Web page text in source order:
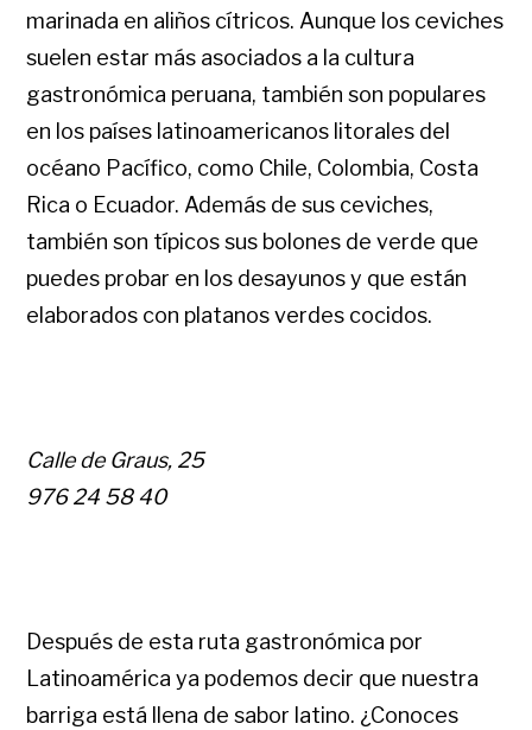
marinada en aliños cítricos. Aunque los ceviches
suelen estar más asociados a la cultura
gastronómica peruana, también son populares
en los países latinoamericanos litorales del
océano Pacífico, como Chile, Colombia, Costa
Rica o Ecuador. Además de sus ceviches,
también son típicos sus bolones de verde que
puedes probar en los desayunos y que están
elaborados con platanos verdes cocidos.
Calle de Graus, 25
976 24 58 40
Después de esta ruta gastronómica por
Latinoamérica ya podemos decir que nuestra
barriga está llena de sabor latino. ¿Conoces